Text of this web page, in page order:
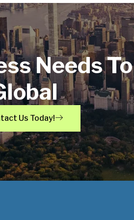
Needs
Us Today!